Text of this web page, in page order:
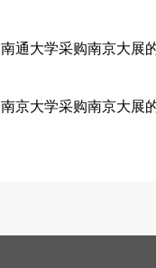
南通大学采购南京大展
南京大学采购南京大展